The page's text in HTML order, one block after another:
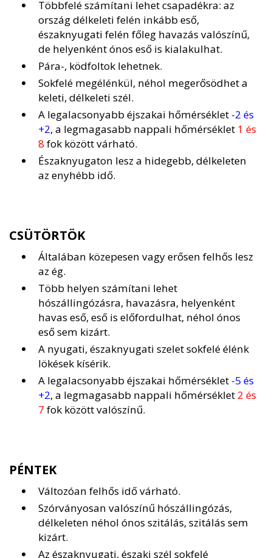
Többfelé számítani lehet csapadékra: az
ország délkeleti felén inkább eső,
északnyugati felén főleg havazás valószínű,
de helyenként ónos eső is kialakulhat.
Pára-, ködfoltok lehetnek.
Sokfelé megélénkül, néhol megerősödhet a
keleti, délkeleti szél.
A legalacsonyabb éjszakai hőmérséklet -2 és
+2, a legmagasabb nappali hőmérséklet 1 és
8 fok között várható.
Északnyugaton lesz a hidegebb, délkeleten
az enyhébb idő.
CSÜTÖRTÖK
Általában közepesen vagy erősen felhős lesz
az ég.
Több helyen számítani lehet
hószállingózásra, havazásra, helyenként
havas eső, eső is előfordulhat, néhol ónos
eső sem kizárt.
A nyugati, északnyugati szelet sokfelé élénk
lökések kísérik.
A legalacsonyabb éjszakai hőmérséklet -5 és
+2, a legmagasabb nappali hőmérséklet 2 és
7 fok között valószínű.
PÉNTEK
Változóan felhős idő várható.
Szórványosan valószínű hószállingózás,
délkeleten néhol ónos szitálás, szitálás sem
kizárt.
Az északnyugati, északi szél sokfelé